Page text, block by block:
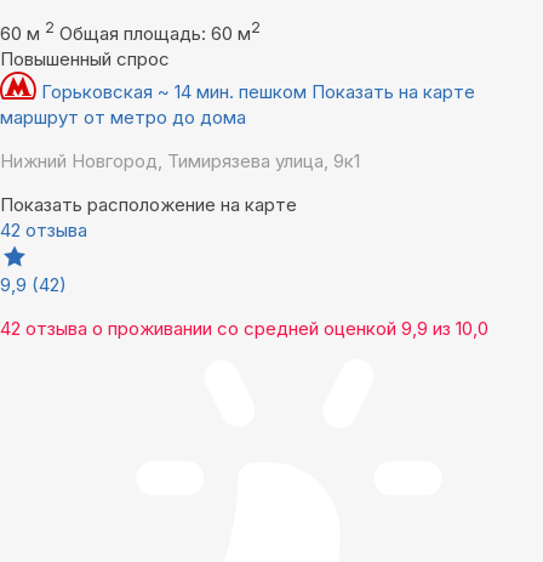
60 м 2 Общая площадь: 60 м2
Повышенный спрос
Горьковская ~ 14 мин. пешком Показать на карте
маршрут от метро до дома
Нижний Новгород, Тимирязева улица, 9к1
Показать расположение на карте
42 отзыва
9,9 (42)
42 отзыва о проживании со средней оценкой 9,9 из 10,0